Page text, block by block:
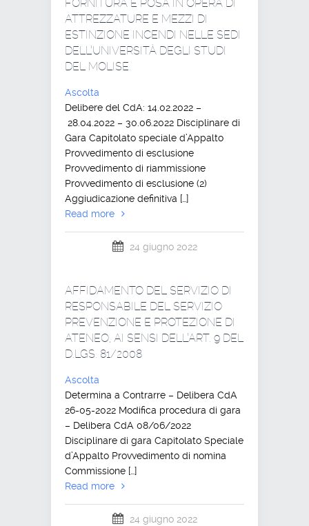
FORNITURA E POSA IN OPERA DI
ATTREZZATURE E MEZZI DI
ESTINZIONE INCENDI NELLE SEDI
DELL’UNIVERSITÀ DEGLI STUDI
DEL MOLISE.
Ascolta
Delibere del CdA: 14.02.2022 –
28.04.2022 – 30.06.2022 Disciplinare di
Gara Capitolato speciale d’Appalto
Provvedimento di esclusione
Provvedimento di riammissione
Provvedimento di esclusione (2)
Aggiudicazione definitiva […]
Read more
24 giugno 2022
AFFIDAMENTO DEL SERVIZIO DI
RESPONSABILE DEL SERVIZIO
PREVENZIONE E PROTEZIONE DI
ATENEO, AI SENSI DELL’ART. 9 DEL
D.LGS. 81/2008
Ascolta
Determina a Contrarre – Delibera CdA
26-05-2022 Modifica procedura di gara
– Delibera CdA 08/06/2022
Disciplinare di gara Capitolato Speciale
d’Appalto Provvedimento di nomina
Commissione […]
Read more
24 giugno 2022